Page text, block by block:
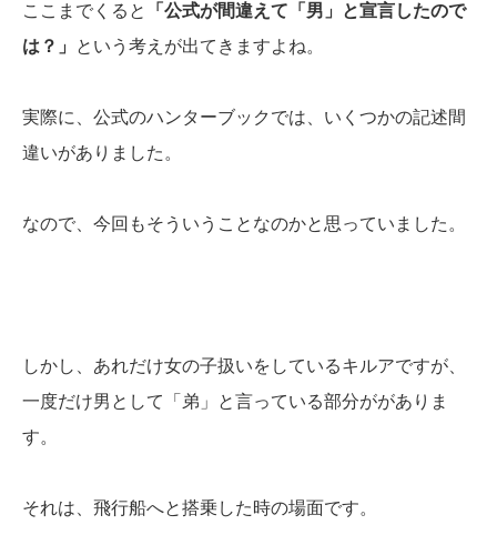
ここまでくると
「公式が間違えて「男」と宣言したので
は？」
という考えが出てきますよね。
実際に、公式のハンターブックでは、いくつかの記述間
違いがありました。
なので、今回もそういうことなのかと思っていました。
しかし、あれだけ女の子扱いをしているキルアですが、
一度だけ男として「弟」と言っている部分ががありま
す。
それは、飛行船へと搭乗した時の場面です。